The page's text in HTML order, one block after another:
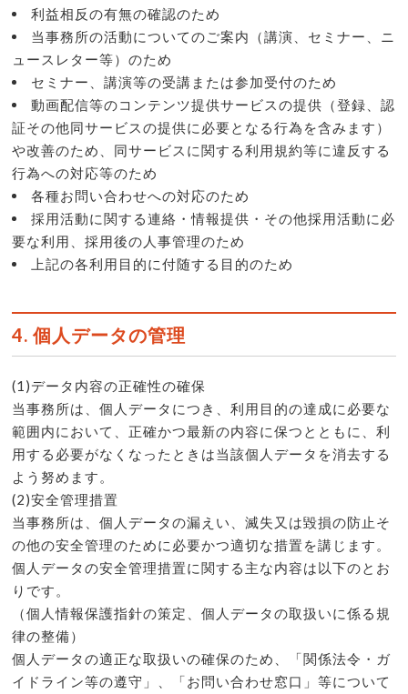
利益相反の有無の確認のため
当事務所の活動についてのご案内（講演、セミナー、ニ
ュースレター等）のため
セミナー、講演等の受講または参加受付のため
動画配信等のコンテンツ提供サービスの提供（登録、認
証その他同サービスの提供に必要となる行為を含みます）
や改善のため、同サービスに関する利用規約等に違反する
行為への対応等のため
各種お問い合わせへの対応のため
採用活動に関する連絡・情報提供・その他採用活動に必
要な利用、採用後の人事管理のため
上記の各利用目的に付随する目的のため
4. 個人データの管理
(1)データ内容の正確性の確保
当事務所は、個人データにつき、利用目的の達成に必要な
範囲内において、正確かつ最新の内容に保つとともに、利
用する必要がなくなったときは当該個人データを消去する
よう努めます。
(2)安全管理措置
当事務所は、個人データの漏えい、滅失又は毀損の防止そ
の他の安全管理のために必要かつ適切な措置を講じます。
個人データの安全管理措置に関する主な内容は以下のとお
りです。
（個人情報保護指針の策定、個人データの取扱いに係る規
律の整備）
個人データの適正な取扱いの確保のため、「関係法令・ガ
イドライン等の遵守」、「お問い合わせ窓口」等について